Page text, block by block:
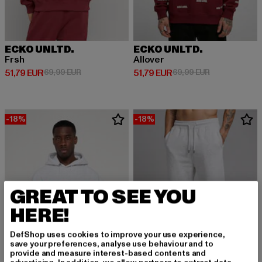
ECKO UNLTD.
Frsh
51,79 EUR
Derzeitiger Preis: 51,79 EUR
69,99 EURAktionspreis: 69,99 EUR
ECKO UNLTD.
Allover
51,79 EUR
Derzeitiger Preis: 51,79 EUR
69,99 EURAktionspreis:
-18% -18%
GREAT TO SEE YOU
HERE!
DefShop uses cookies to improve your use experience,
save your preferences, analyse use behaviour and to
provide and measure interest-based contents and